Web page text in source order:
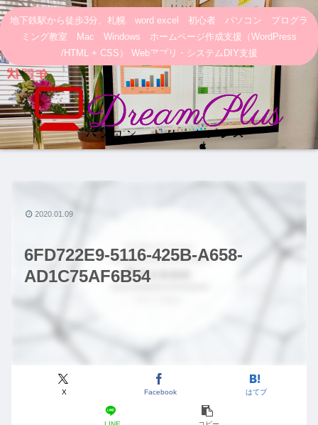
地下鉄駅から徒歩3分、札幌 word excel 初心者 パソコン プログラ
ミング教室 Mac Windows ホームページ作成支援（WordPress
/HTML + CSS） Webアプリ・システムDIY支援
6FD722E9-5116-425B-A658-
AD1C75AF6B54
X Facebook はてブ
2020.01.09